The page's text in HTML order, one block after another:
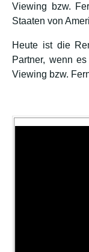
Viewing bzw.
Staaten von
Heute ist die
Partner, wenn
Viewing bzw.